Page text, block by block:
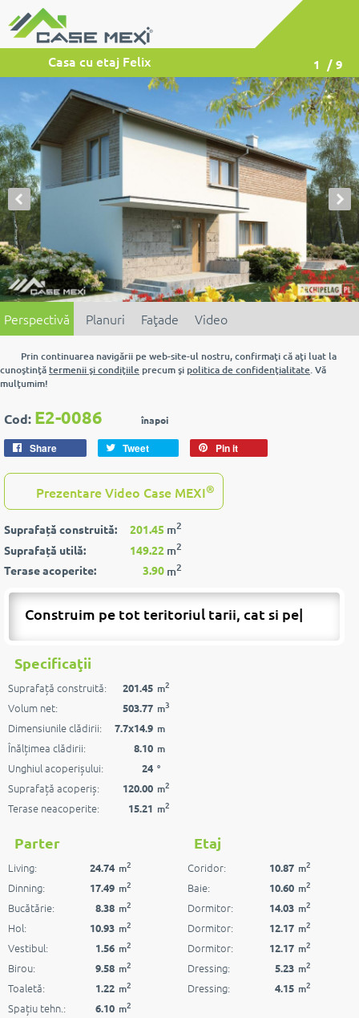
Casa cu etaj Felix 1 / 9
Perspectivă Planuri Faţade Video
Prin continuarea navigării pe web-site-ul nostru, confirmaţi că aţi luat la
cunoştinţătermenii şi condiţiile precum şi politica de confidenţialitate. Vă
mulţumim!
Cod: E2-0086 înapoi
Share Tweet Pin it
Prezentare Video Case MEXI®
Suprafață construită: 201.45 m2
Suprafață utilă: 149.22 m2
Terase acoperite: 3.90 m2
Construim pe tot teritoriul tarii, cat si peste
Specificaţii
Suprafață construită: 201.45 m2
Volum net: 503.77 m3
Dimensiunile clădirii: 7.7x14.9 m
Înălțimea clădirii: 8.10 m
Unghiul acoperișului: 24 °
Suprafață acoperiș: 120.00 m2
Terase neacoperite: 15.21 m2
Parter
Living: 24.74 m2
Dinning: 17.49 m2
Bucătărie: 8.38 m2
Hol: 10.93 m2
Vestibul: 1.56 m2
Birou: 9.58 m2
Toaletă: 1.22 m2
Spațiu tehn.: 6.10 m2
Etaj
Coridor: 10.87 m2
Baie: 10.60 m2
Dormitor: 14.03 m2
Dormitor: 12.17 m2
Dormitor: 12.17 m2
Dressing: 5.23 m2
Dressing: 4.15 m2